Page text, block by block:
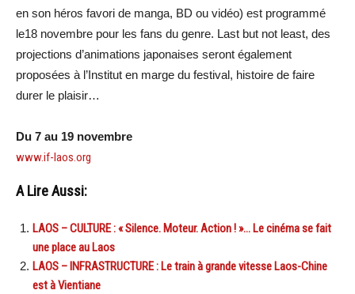
en son héros favori de manga, BD ou vidéo) est programmé
le18 novembre pour les fans du genre. Last but not least, des
projections d’animations japonaises seront également
proposées à l’Institut en marge du festival, histoire de faire
durer le plaisir…
Du 7 au 19 novembre
www.if-laos.org
A Lire Aussi:
LAOS – CULTURE : « Silence. Moteur. Action ! »… Le cinéma se fait
une place au Laos
LAOS – INFRASTRUCTURE : Le train à grande vitesse Laos-Chine
est à Vientiane